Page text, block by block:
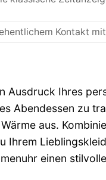
Kontakt mit
Ausdruck Ihres
Abendessen zu
aus.
Ihrem
einen